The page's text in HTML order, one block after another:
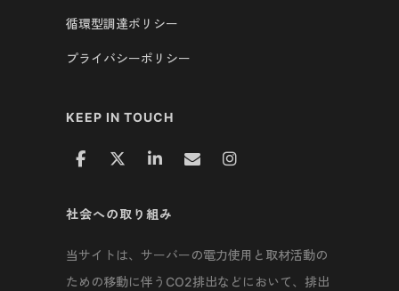
循環型調達ポリシー
プライバシーポリシー
KEEP IN TOUCH
社会への取り組み
当サイトは、サーバーの電力使用と取材活動の
ための移動に伴うCO2排出などにおいて、排出